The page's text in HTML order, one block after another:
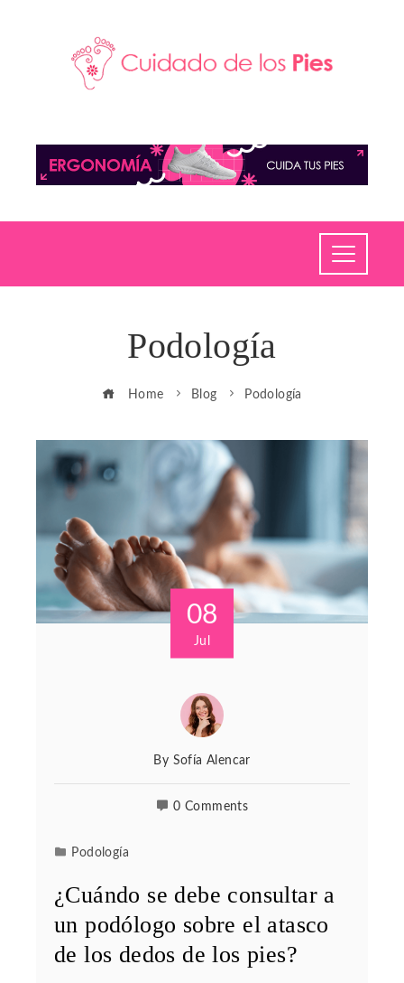
Podología
Home Blog Podología
08
Jul
By Sofía Alencar
0 Comments
Podología
¿Cuándo se debe consultar a
un podólogo sobre el atasco
de los dedos de los pies?